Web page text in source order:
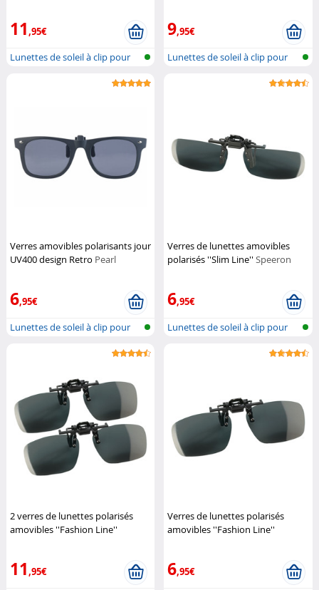
11,95€
Lunettes de soleil à clip pour
9,95€
Lunettes de soleil à clip pour
Verres amovibles polarisants jour
UV400 design Retro Pearl
6,95€
Lunettes de soleil à clip pour
Verres de lunettes amovibles
polarisés ''Slim Line''Speeron
6,95€
Lunettes de soleil à clip pour
2 verres de lunettes polarisés
amovibles ''Fashion Line''
11,95€
Verres de lunettes polarisés
amovibles ''Fashion Line''
6,95€